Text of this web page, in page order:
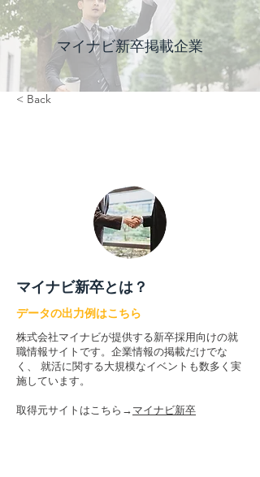
マイナビ新卒掲載企業
< Back
マイナビ新卒とは？
データの出力例はこちら
株式会社マイナビが提供する新卒採用向けの就
職情報サイトです。企業情報の掲載だけでな
く、 就活に関する大規模なイベントも数多く実
施しています。
取得元サイトはこちら→ マイナビ新卒